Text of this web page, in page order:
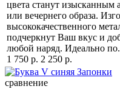
цвета станут изысканным
или вечернего образа.
высококачественного
подчеркнут Ваш вкус и
любой наряд. Идеально
1 750 р. 2 250 р.
сравнение